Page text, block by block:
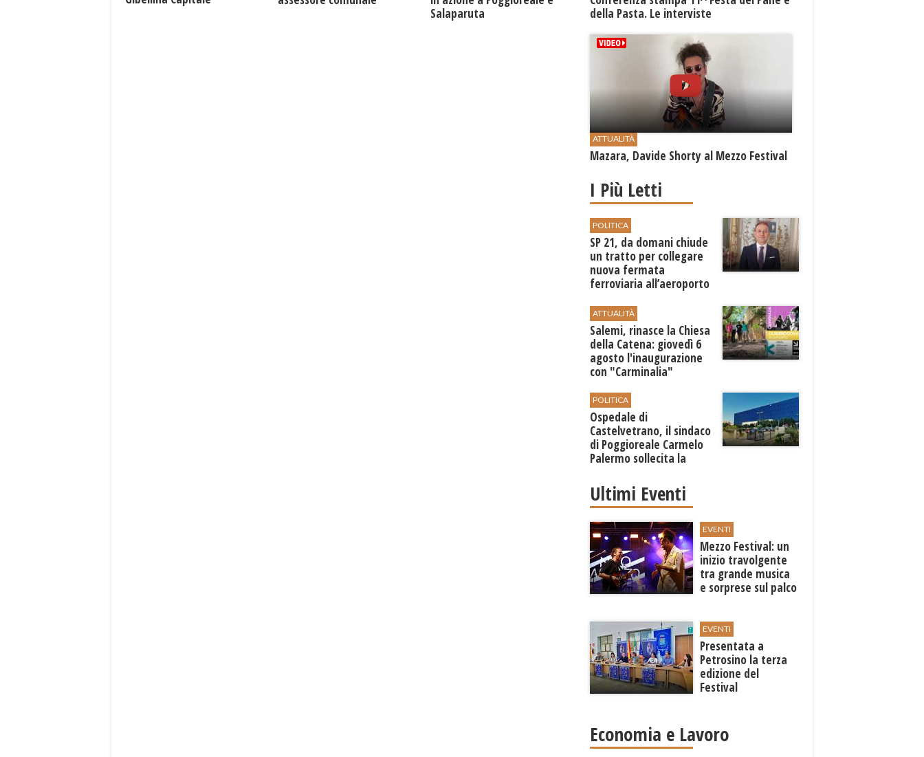
Salaparuta
della Pasta. Le interviste
ATTUALITÀ
Mazara, Davide Shorty al Mezzo Festival
I Più Letti
POLITICA
SP 21, da domani chiude
un tratto per collegare
nuova fermata
ferroviaria all’aeroporto
ATTUALITÀ
Salemi, rinasce la Chiesa
della Catena: giovedì 6
agosto l'inaugurazione
con "Carminalia"
POLITICA
Ospedale di
Castelvetrano, il sindaco
di Poggioreale Carmelo
Palermo sollecita la
Ultimi Eventi
EVENTI
Mezzo Festival: un
inizio travolgente
tra grande musica
e sorprese sul palco
EVENTI
Presentata a
Petrosino la terza
edizione del
Festival
"Voci dal
Mediterraneo"
Economia e Lavoro